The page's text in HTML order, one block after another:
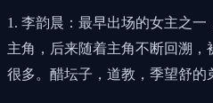
1. 李韵晨：最早出场的女主之
主角，后来随着主角不断回溯
很多。醋坛子，道教，季望舒的